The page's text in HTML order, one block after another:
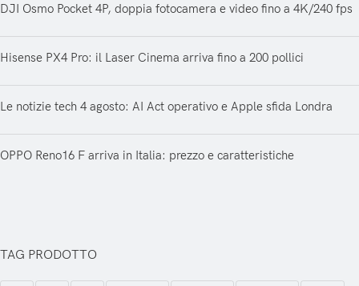
DJI Osmo Pocket 4P, doppia fotocamera e video fino a 4K/240 fps
Hisense PX4 Pro: il Laser Cinema arriva fino a 200 pollici
Le notizie tech 4 agosto: AI Act operativo e Apple sfida Londra
OPPO Reno16 F arriva in Italia: prezzo e caratteristiche
TAG PRODOTTO